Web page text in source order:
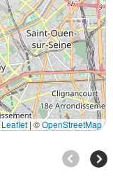
Leaflet |©OpenStreetMap